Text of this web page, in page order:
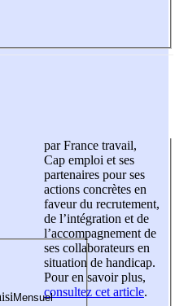
par France travail,
Cap emploi et ses
partenaires pour ses
actions concrètes en
faveur du recrutement,
de l’intégration et de
l’accompagnement de
ses collaborateurs en
situation de handicap.
Pour en savoir plus,
consultez cet article.